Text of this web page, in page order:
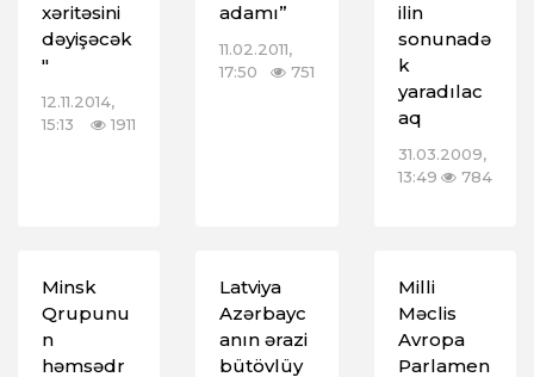
xəritəsini
dəyişəcək
"
12.11.2014,
15:13
1911
adamı”
11.02.2011,
17:50
751
ilin
sonunadə
k
yaradılac
aq
31.03.2009,
13:49
784
Minsk
Qrupunu
n
həmsədr
Latviya
Azərbayc
anın ərazi
bütövlüy
Milli
Məclis
Avropa
Parlamen